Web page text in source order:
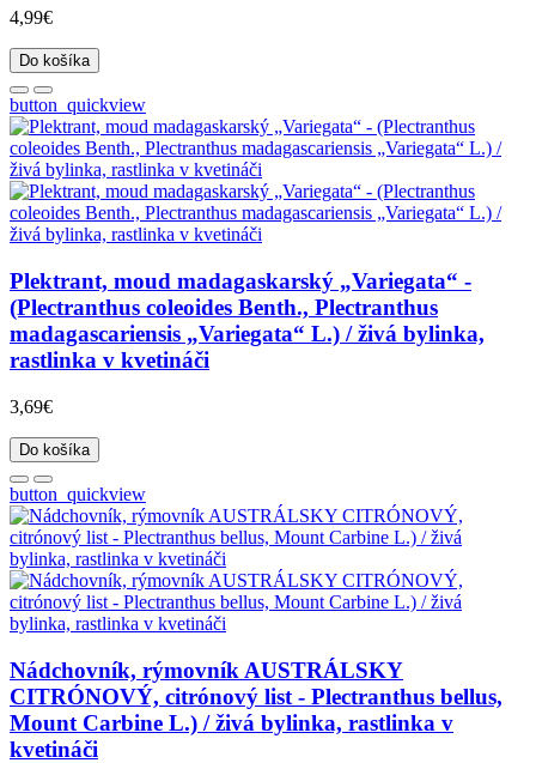
4,99€
Do košíka
button_quickview
Plektrant, moud madagaskarský „Variegata“ -
(Plectranthus coleoides Benth., Plectranthus
madagascariensis „Variegata“ L.) / živá bylinka,
rastlinka v kvetináči
3,69€
Do košíka
button_quickview
Nádchovník, rýmovník AUSTRÁLSKY
CITRÓNOVÝ, citrónový list - Plectranthus bellus,
Mount Carbine L.) / živá bylinka, rastlinka v
kvetináči